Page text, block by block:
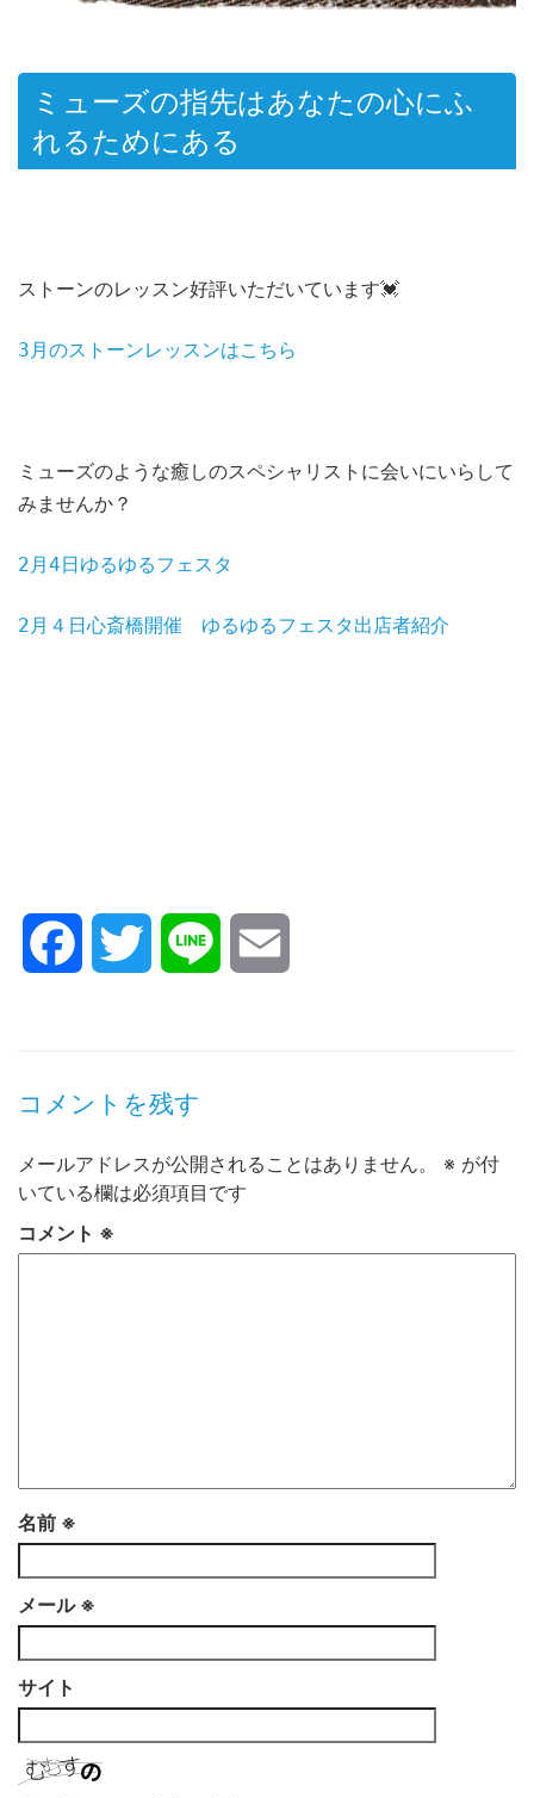
ミューズの指先はあなたの心にふ
れるためにある
ストーンのレッスン好評いただいています💓
3月のストーンレッスンはこちら
ミューズのような癒しのスペシャリストに会いにいらして
みませんか？
2月4日ゆるゆるフェスタ
2月４日心斎橋開催 ゆるゆるフェスタ出店者紹介
FacebookTwitter Line
コメントを残す
メールアドレスが公開されることはありません。 ※ が付
いている欄は必須項目です
コメント ※
名前 ※
メール ※
サイト